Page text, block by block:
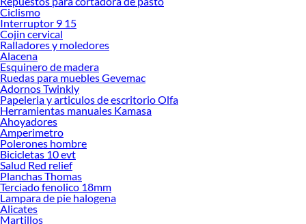
Herramientas, materiales y accesorios de calidad para tus proyectos y
renovación de espacios. ¡Visítanos y descubre todo lo que tenemos para
ofrecerte!
Encuentra una amplia variedad de productos de Tablas de Planchar en Sodimac.
Encuentra todo lo necesario para tus proyectos de renovación y decoración.
¡Visítanos y haz tus ideas realidad!
Ciclismo
Interruptor 9 15
Cojin cervical
Ralladores y moledores
Alacena
Esquinero de madera
Ruedas para muebles Gevemac
Adornos Twinkly
Papeleria y articulos de escritorio Olfa
Herramientas manuales Kamasa
Ahoyadores
Amperimetro
Polerones hombre
Bicicletas 10 evt
Salud Red relief
Planchas Thomas
Terciado fenolico 18mm
Lampara de pie halogena
Alicates
Martillos